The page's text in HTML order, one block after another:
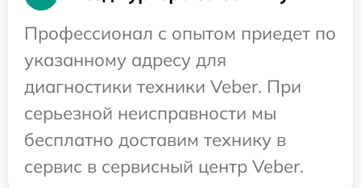
Профессионал с опытом приедет по
указанному адресу для
диагностики техники Veber. При
серьезной неисправности мы
бесплатно доставим технику в
сервис в сервисный центр Veber.